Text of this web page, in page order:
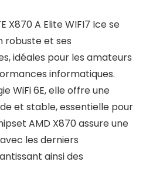
X870 A Elite WIFI7 Ice se
robuste et ses
idéales pour les amateurs
informatiques.
WiFi 6E, elle offre une
et stable, essentielle pour
AMD X870 assure une
les derniers
ainsi des